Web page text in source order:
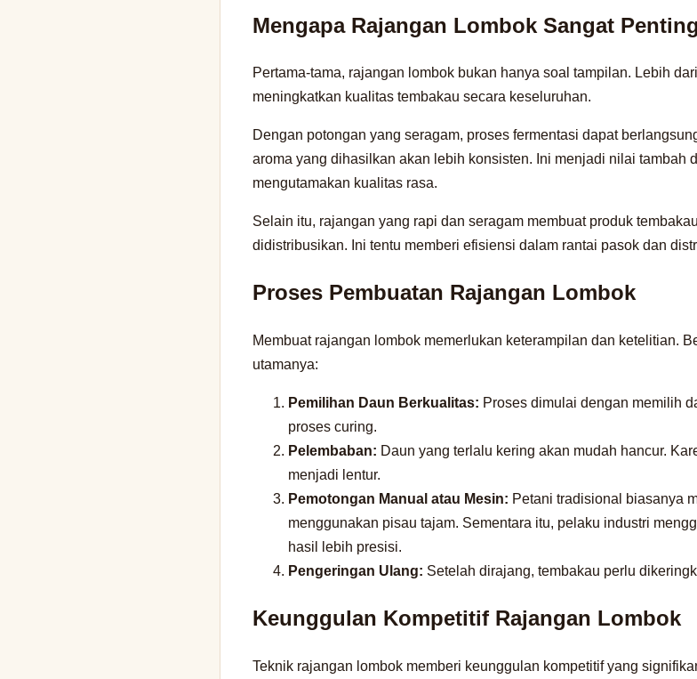
Mengapa Rajangan Lombok Sangat
Pertama-tama, rajangan lombok bukan hanya soal tampilan. Lebih
meningkatkan kualitas tembakau secara keseluruhan.
Dengan potongan yang seragam, proses fermentasi dapat
aroma yang dihasilkan akan lebih konsisten. Ini menjadi nilai tambah
mengutamakan kualitas rasa.
Selain itu, rajangan yang rapi dan seragam membuat produk
didistribusikan. Ini tentu memberi efisiensi dalam rantai pasok dan
Proses Pembuatan Rajangan Lombok
Membuat rajangan lombok memerlukan keterampilan dan ketelitian.
utamanya:
Pemilihan Daun Berkualitas: Proses dimulai dengan memilih
proses curing.
Pelembaban: Daun yang terlalu kering akan mudah hancur.
menjadi lentur.
Pemotongan Manual atau Mesin: Petani tradisional biasanya
menggunakan pisau tajam. Sementara itu, pelaku industri
hasil lebih presisi.
Pengeringan Ulang: Setelah dirajang, tembakau perlu
Keunggulan Kompetitif Rajangan Lombok
Teknik rajangan lombok memberi keunggulan kompetitif yang